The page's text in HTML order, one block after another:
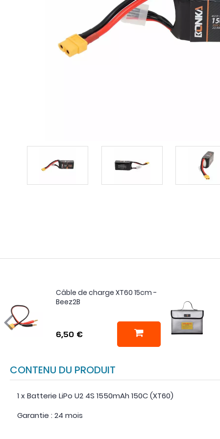
Câble de charge XT60 15cm -
Beez2B
6,50 €
CONTENU DU PRODUIT
1 x Batterie LiPo U2 4S 1550mAh 150C (XT60)
Garantie : 24 mois